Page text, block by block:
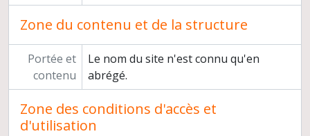
Zone du contenu et de la structure
Portée et
contenu
Le nom du site n'est connu qu'en
abrégé.
Zone des conditions d'accès et
d'utilisation